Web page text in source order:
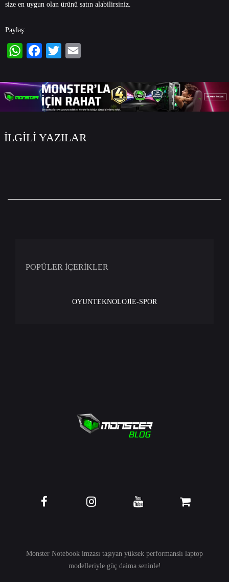
size en uygun olan ürünü satın alabilirsiniz.
Paylaş:
İLGİLİ YAZILAR
POPÜLER İÇERİKLER
OYUNTEKNOLOJİE-SPOR
Monster Notebook imzası taşıyan yüksek performanslı laptop
modelleriyle güç daima seninle!